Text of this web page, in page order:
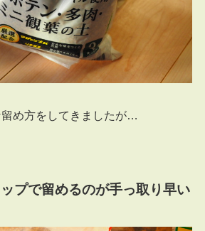
め方をしてきましたが…
プで留めるのが手っ取り早い